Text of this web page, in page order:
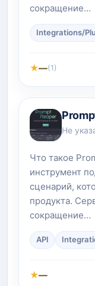
сокращение…
Integrations/
★—(1)
Не
Что такое
инструмент
сценарий,
продукта.
сокращение…
API
★—